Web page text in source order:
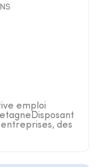
emploi
des